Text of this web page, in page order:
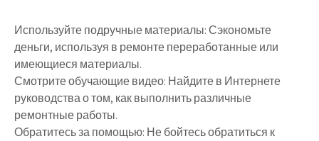
Используйте подручные материалы: Сэкономьте
деньги, используя в ремонте переработанные или
имеющиеся материалы.
Смотрите обучающие видео: Найдите в Интернете
руководства о том, как выполнить различные
ремонтные работы.
Обратитесь за помощью: Не бойтесь обратиться к